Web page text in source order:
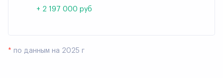
+ 2 197 000 руб
* по данным на 2025 г